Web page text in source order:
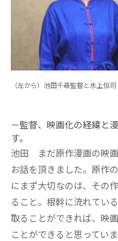
（左から）池田千尋監督と水上恒
－監督、映画化の経緯と
す。
池田 まだ原作漫画の映
お話を頂きました。原作
にまず大切なのは、その
ること。根幹に流れてい
取ることができれば、映
ことができると思ってい